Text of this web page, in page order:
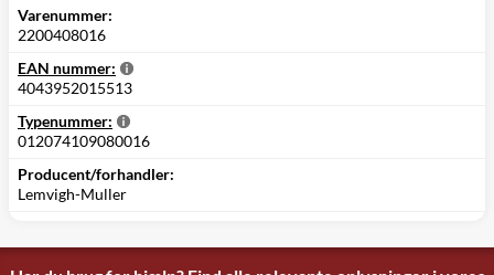
Varenummer:
2200408016
EAN nummer:
4043952015513
Typenummer:
012074109080016
Producent/forhandler:
Lemvigh-Muller